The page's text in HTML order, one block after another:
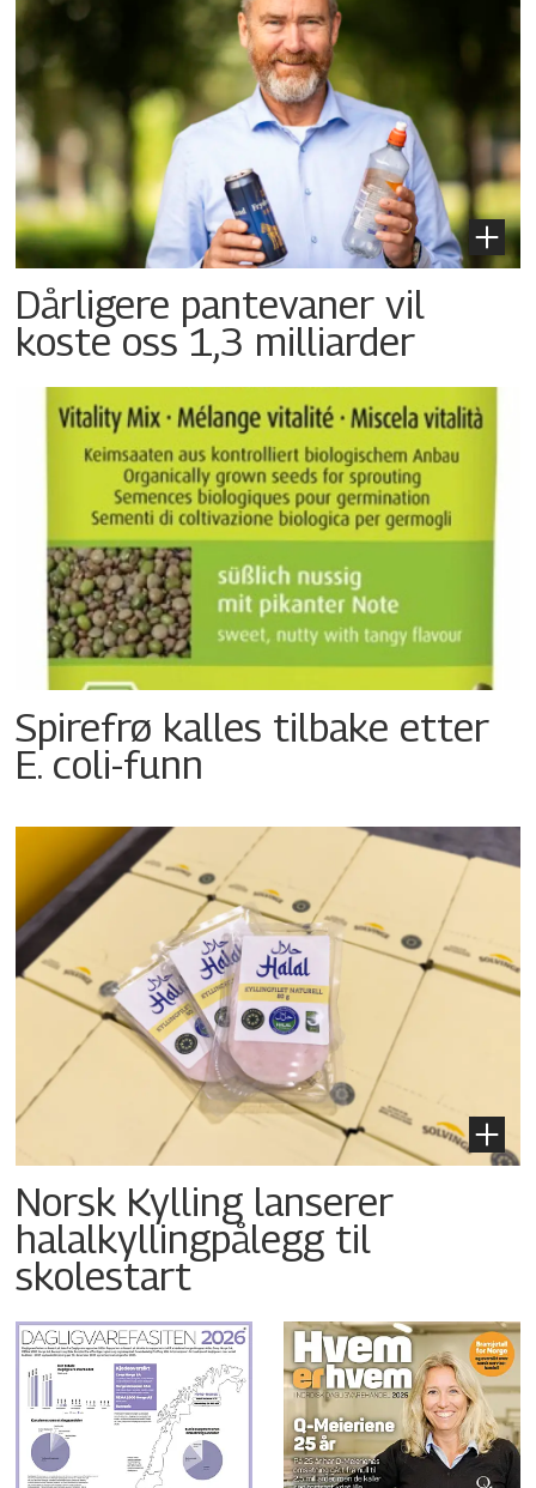
Dårligere pantevaner vil
koste oss 1,3 milliarder
Spirefrø kalles tilbake etter
E. coli-funn
Norsk Kylling lanserer
halalkyllingpålegg til
skolestart